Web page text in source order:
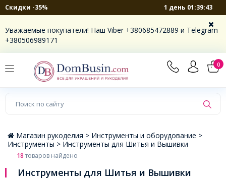
Скидки -35% 1 день 01:39:42
Уважаемые покупатели! Наш Viber +380685472889 и Telegram
+380506989171
0
×
Магазин рукоделия > Инструменты и оборудование >
Инструменты > Инструменты для Шитья и Вышивки
18товаров найдено
Инструменты для Шитья и Вышивки